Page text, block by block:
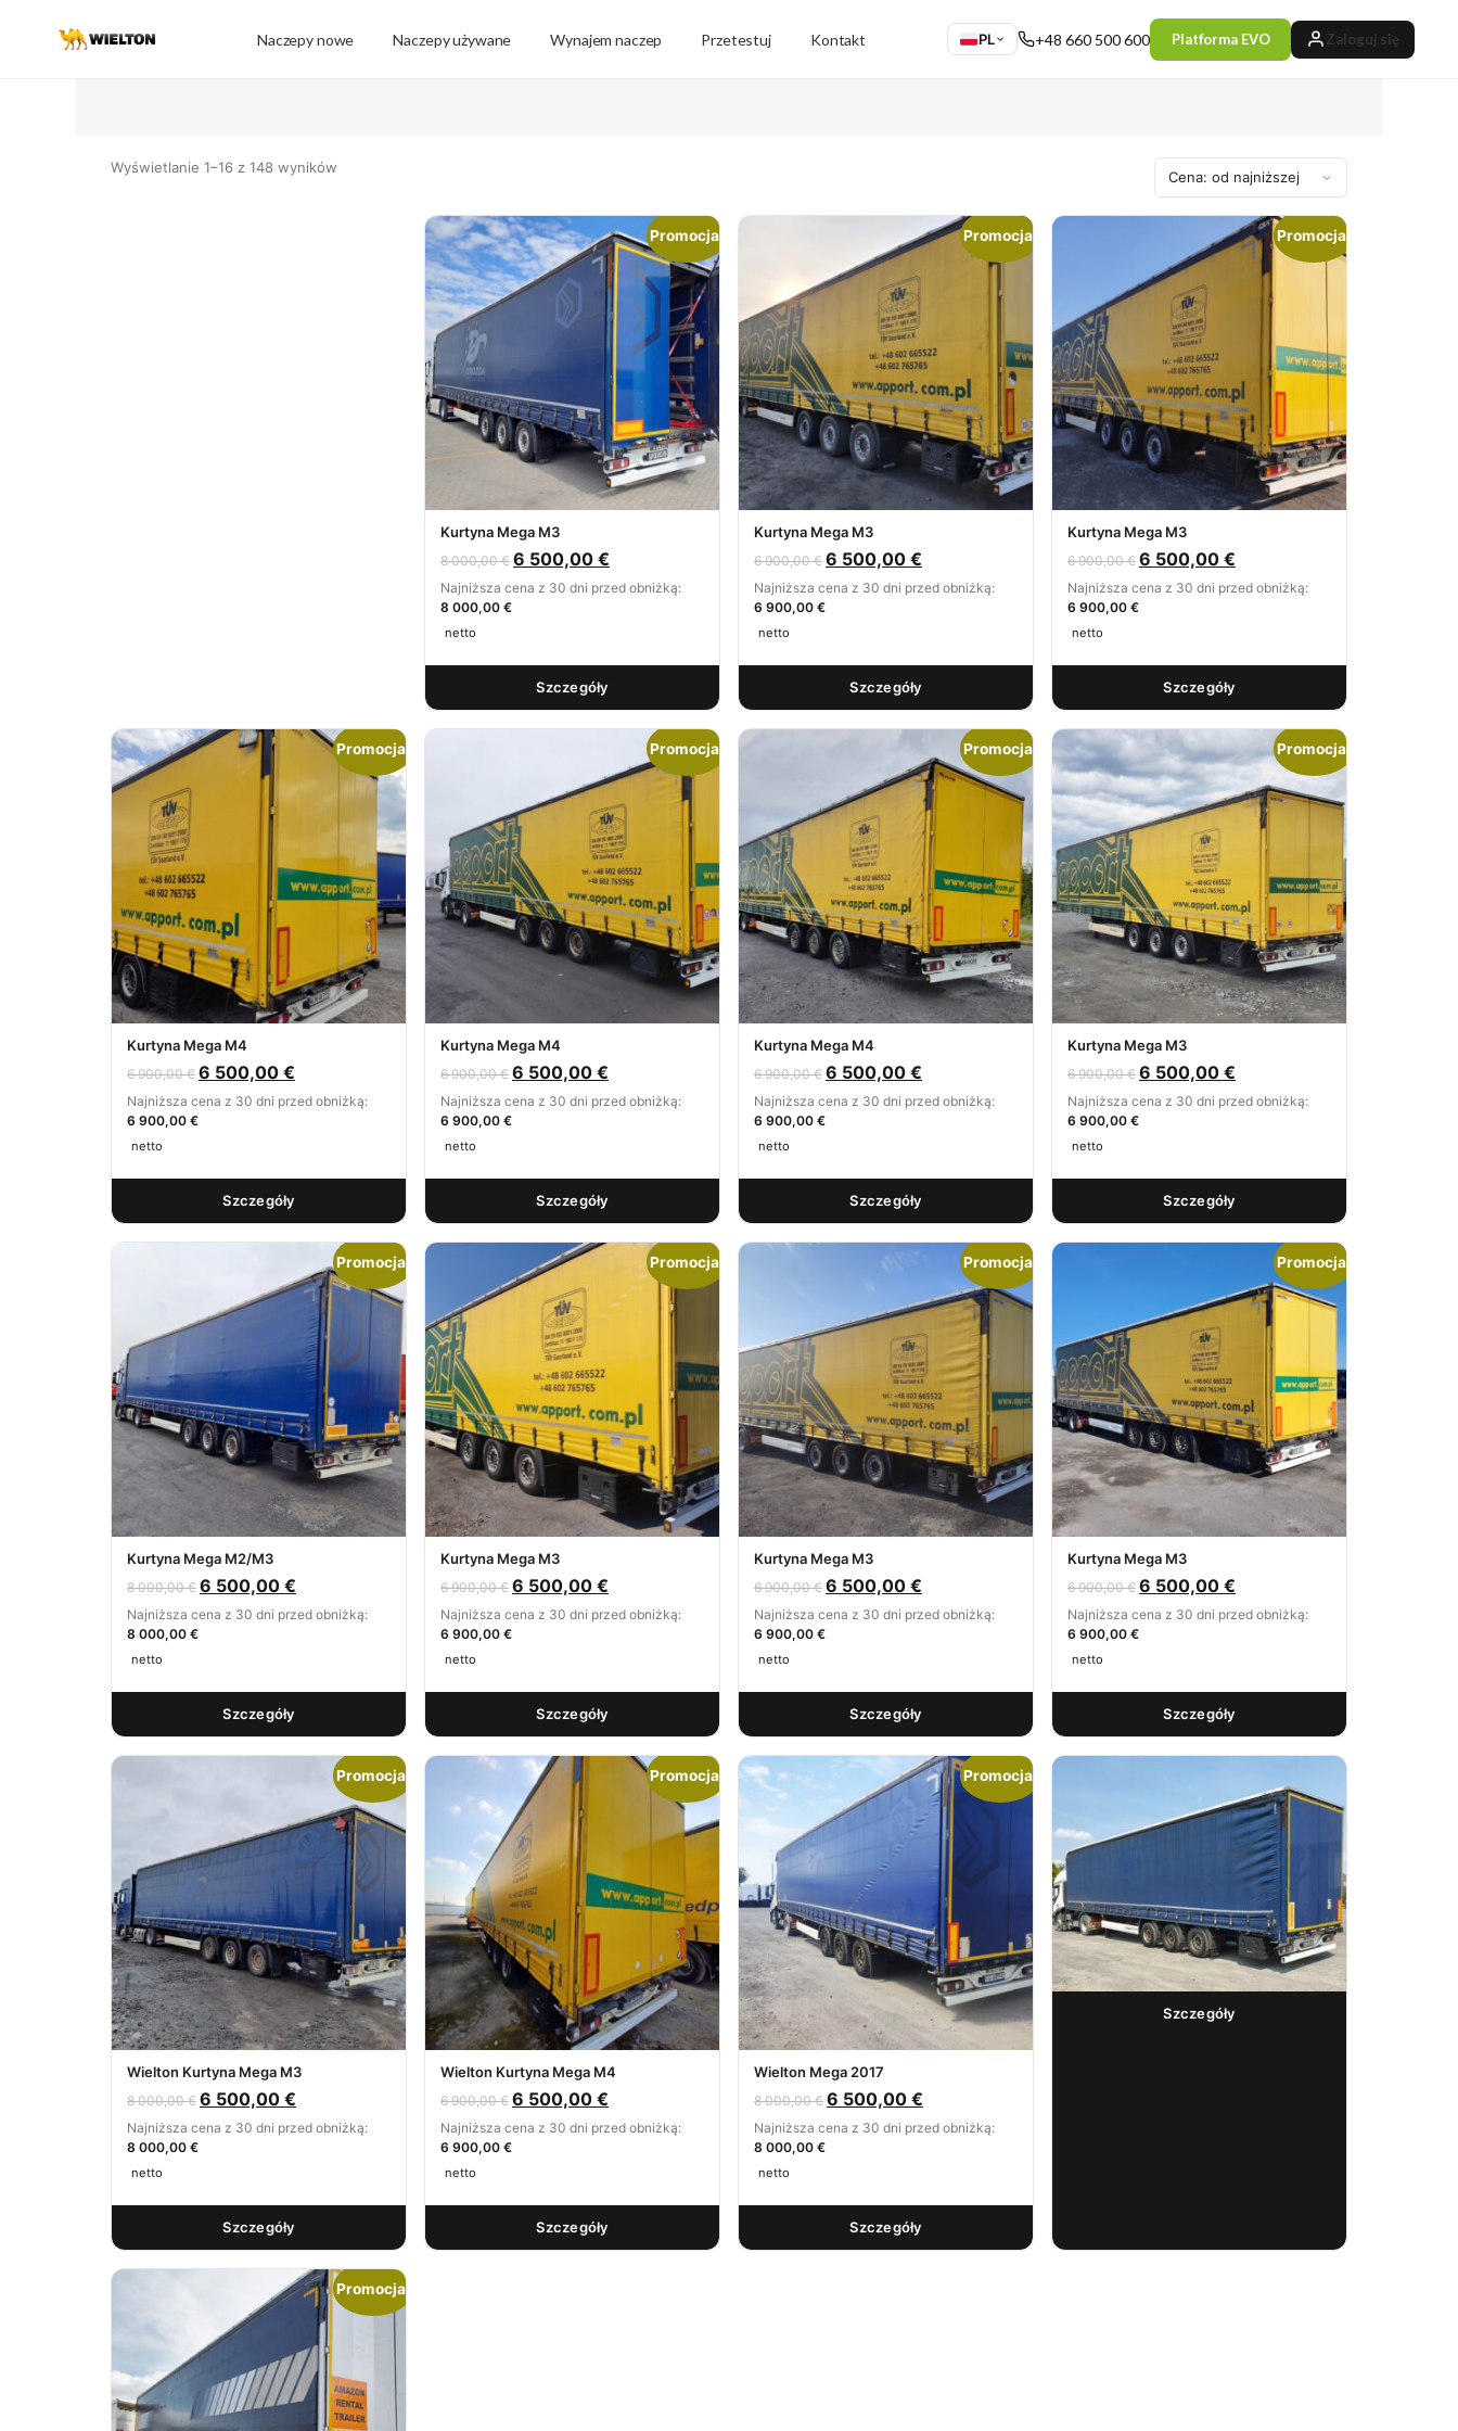
Naczepy nowe Naczepy używane Wynajem naczep Przetestuj Kontakt PL +48 660 500 600 Platforma EVO Zaloguj się
Wyświetlanie 1–16 z 148 wyników
Promocja!
Kurtyna Mega M3
8 000,00€ 6 500,00 €
Najniższa cena z 30 dni przed obniżką:
8 000,00 €
netto
Szczegóły
Promocja!
Kurtyna Mega M3
6 900,00€ 6 500,00 €
Najniższa cena z 30 dni przed obniżką:
6 900,00 €
netto
Szczegóły
Promocja!
Kurtyna Mega M3
6 900,00€ 6 500,00 €
Najniższa cena z 30 dni przed obniżką:
6 900,00 €
netto
Szczegóły
Promocja!
Kurtyna Mega M4
6 900,00€ 6 500,00 €
Najniższa cena z 30 dni przed obniżką:
6 900,00 €
netto
Szczegóły
Promocja!
Kurtyna Mega M4
6 900,00€ 6 500,00 €
Najniższa cena z 30 dni przed obniżką:
6 900,00 €
netto
Szczegóły
Promocja!
Kurtyna Mega M4
6 900,00€ 6 500,00 €
Najniższa cena z 30 dni przed obniżką:
6 900,00 €
netto
Szczegóły
Promocja!
Kurtyna Mega M3
6 900,00€ 6 500,00 €
Najniższa cena z 30 dni przed obniżką:
6 900,00 €
netto
Szczegóły
Promocja!
Kurtyna Mega M2/M3
8 000,00€ 6 500,00 €
Najniższa cena z 30 dni przed obniżką:
8 000,00 €
netto
Szczegóły
Promocja!
Kurtyna Mega M3
6 900,00€ 6 500,00 €
Najniższa cena z 30 dni przed obniżką:
6 900,00 €
netto
Szczegóły
Promocja!
Kurtyna Mega M3
6 900,00€ 6 500,00 €
Najniższa cena z 30 dni przed obniżką:
6 900,00 €
netto
Szczegóły
Promocja!
Kurtyna Mega M3
6 900,00€ 6 500,00 €
Najniższa cena z 30 dni przed obniżką:
6 900,00 €
netto
Szczegóły
Promocja!
Wielton Kurtyna Mega M3
8 000,00€ 6 500,00 €
Najniższa cena z 30 dni przed obniżką:
8 000,00 €
netto
Szczegóły
Promocja!
Wielton Kurtyna Mega M4
6 900,00€ 6 500,00 €
Najniższa cena z 30 dni przed obniżką:
6 900,00 €
netto
Szczegóły
Promocja!
Wielton Mega 2017
8 000,00€ 6 500,00 €
Najniższa cena z 30 dni przed obniżką:
8 000,00 €
netto
Szczegóły
Szczegóły
Promocja!